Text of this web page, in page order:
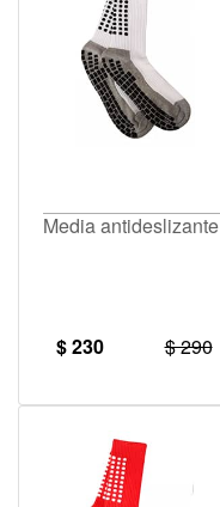
Media antideslizante
$ 230 $ 290